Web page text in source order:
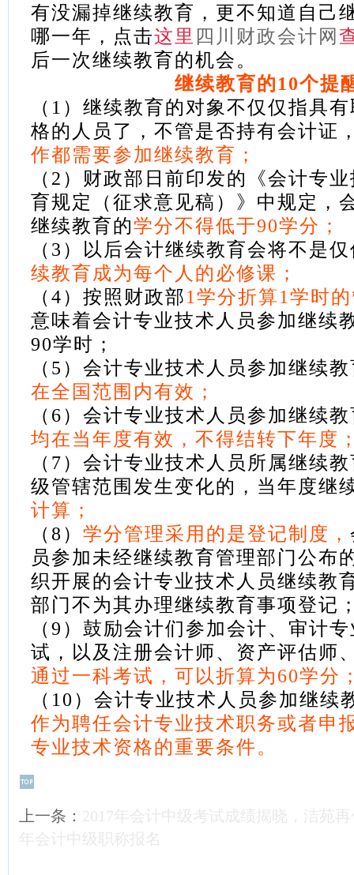
有没漏掉继续教育，更不知道自己
哪一年，点击这里 四川财政会计网
后一次继续教育的机会。
继续教育的10个提
（1）继续教育的对象不仅仅指具
格的人员了，不管是否持有会计证
作都需要参加继续教育；
（2）财政部日前印发的《会计专
育规定（征求意见稿）》中规定，
继续教育的学分不得低于90学分；
（3）以后会计继续教育会将不是仅
续教育成为每个人的必修课；
（4）按照财政部1学分折算1学时
意味着会计专业技术人员参加继续
90学时；
（5）会计专业技术人员参加继续
在全国范围内有效；
（6）会计专业技术人员参加继续
均在当年度有效，不得结转下年度
（7）会计专业技术人员所属继续
级管辖范围发生变化的，当年度继
计算；
（8） 学分管理采用的是登记制度 ，
员参加未经继续教育管理部门公布
织开展的会计专业技术人员继续教
部门不为其办理继续教育事项登记
（9）鼓励会计们参加会计、审计
试，以及注册会计师、资产评估师
通过一科考试，可以折算为60学分
（10）会计专业技术人员参加继续
作为聘任会计专业技术职务或者申
专业技术资格的重要条件。
上一条：